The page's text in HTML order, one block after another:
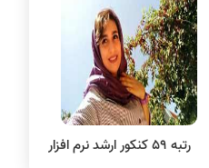
رتبه 59 کنکور ارشد نرم افزار